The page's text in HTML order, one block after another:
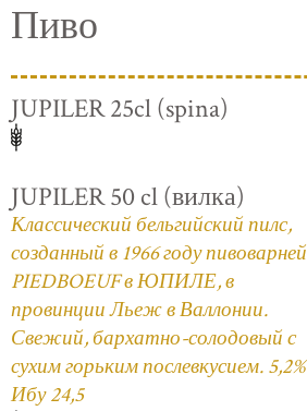
Пиво
JUPILER 25cl (spina)
JUPILER 50 cl (вилка)
Классический бельгийский пилс,
созданный в 1966 году пивоварней
PIEDBOEUF в ЮПИЛЕ, в
провинции Льеж в Валлонии.
Свежий, бархатно-солодовый с
сухим горьким послевкусием. 5,2%
Ибу 24,5